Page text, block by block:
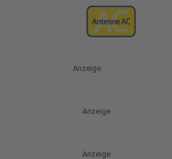
Anzeige
Anzeige
Anzeige